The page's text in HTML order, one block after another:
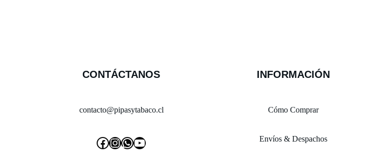
CONTÁCTANOS
contacto@pipasytabaco.cl
INFORMACIÓN
Cómo Comprar
Envíos & Despachos